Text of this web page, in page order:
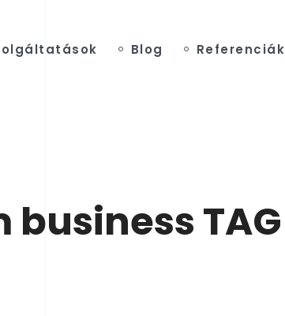
Blog Referenciák
TAG